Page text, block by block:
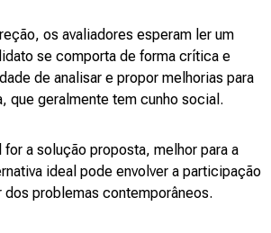
os avaliadores esperam ler um
se comporta de forma crítica e
de analisar e propor melhorias para
que geralmente tem cunho social.
for a solução proposta, melhor para a
ideal pode envolver a participação
dos problemas contemporâneos.